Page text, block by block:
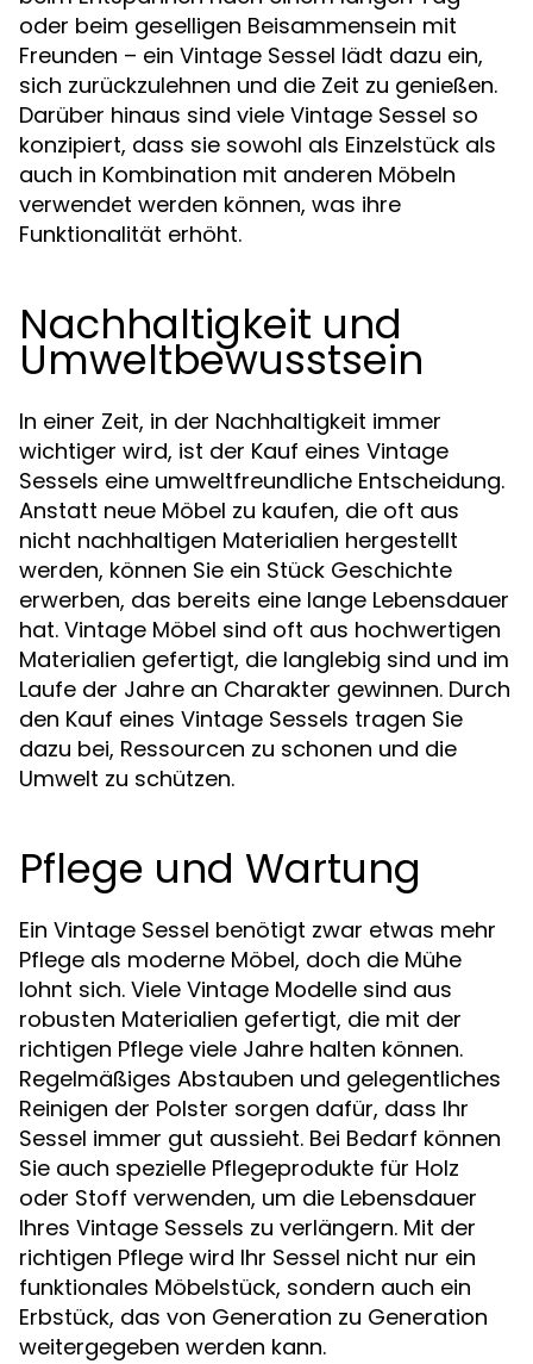
oder beim geselligen Beisammensein mit
Freunden – ein Vintage Sessel lädt dazu ein,
sich zurückzulehnen und die Zeit zu genießen.
Darüber hinaus sind viele Vintage Sessel so
konzipiert, dass sie sowohl als Einzelstück als
auch in Kombination mit anderen Möbeln
verwendet werden können, was ihre
Funktionalität erhöht.
Nachhaltigkeit und
Umweltbewusstsein
In einer Zeit, in der Nachhaltigkeit immer
wichtiger wird, ist der Kauf eines Vintage
Sessels eine umweltfreundliche Entscheidung.
Anstatt neue Möbel zu kaufen, die oft aus
nicht nachhaltigen Materialien hergestellt
werden, können Sie ein Stück Geschichte
erwerben, das bereits eine lange Lebensdauer
hat. Vintage Möbel sind oft aus hochwertigen
Materialien gefertigt, die langlebig sind und im
Laufe der Jahre an Charakter gewinnen. Durch
den Kauf eines Vintage Sessels tragen Sie
dazu bei, Ressourcen zu schonen und die
Umwelt zu schützen.
Pflege und Wartung
Ein Vintage Sessel benötigt zwar etwas mehr
Pflege als moderne Möbel, doch die Mühe
lohnt sich. Viele Vintage Modelle sind aus
robusten Materialien gefertigt, die mit der
richtigen Pflege viele Jahre halten können.
Regelmäßiges Abstauben und gelegentliches
Reinigen der Polster sorgen dafür, dass Ihr
Sessel immer gut aussieht. Bei Bedarf können
Sie auch spezielle Pflegeprodukte für Holz
oder Stoff verwenden, um die Lebensdauer
Ihres Vintage Sessels zu verlängern. Mit der
richtigen Pflege wird Ihr Sessel nicht nur ein
funktionales Möbelstück, sondern auch ein
Erbstück, das von Generation zu Generation
weitergegeben werden kann.